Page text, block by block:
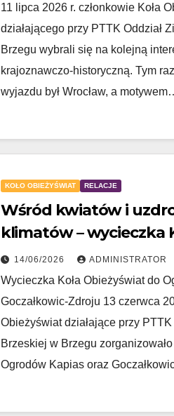
11 lipca 2026 r. członkowie Koła
działającego przy PTTK Oddział
Brzegu wybrali się na kolejną
krajoznawczo-historyczną. Tym
wyjazdu był Wrocław, a
KOŁO OBIEŻYŚWIAT RELACJE
Wśród kwiatów i
klimatów – wycieczka
Obieżyświat do
Goczałkowic-Zdroju
14/06/2026 ADMINISTRATOR
Wycieczka Koła Obieżyświat do
Goczałkowic-Zdroju 13 czerwca
Obieżyświat działające przy PTTK
Brzeskiej w Brzegu
Ogrodów Kapias oraz